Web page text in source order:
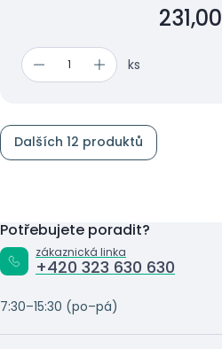
231,00
ks
Dalších 12 produktů
Potřebujete poradit?
zákaznická linka
+420 323 630 630
7:30–15:30 (po–pá)